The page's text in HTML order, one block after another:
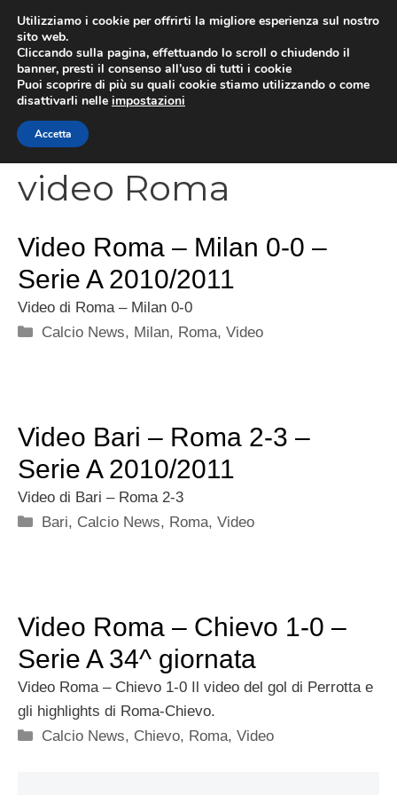
contenuto
video Roma
Video Roma – Milan 0-0 –
Serie A 2010/2011
Video di Roma – Milan 0-0
Categorie
Calcio News, Milan, Roma,Video
Video Bari – Roma 2-3 –
Serie A 2010/2011
Video di Bari – Roma 2-3
Categorie
Bari, Calcio News, Roma,Video
Video Roma – Chievo 1-0 –
Serie A 34^ giornata
Video Roma – Chievo 1-0 Il video del gol di Perrotta e
gli highlights di Roma-Chievo.
Categorie
Calcio News, Chievo, Roma,Video
Utilizziamo i cookie per offrirti la migliore esperienza sul nostro
sito web.
Cliccando sulla pagina, effettuando lo scroll o chiudendo il
banner, presti il consenso all’uso di tutti i cookie
Puoi scoprire di più su quali cookie stiamo utilizzando o come
disattivarli nelle impostazioni
Accetta